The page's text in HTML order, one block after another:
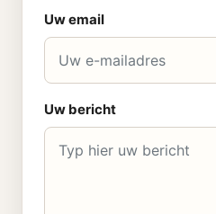
Uw email
Uw bericht